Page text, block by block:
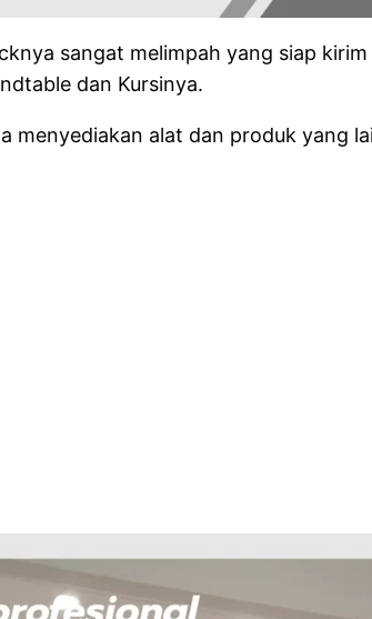
sangat melimpah yang siap
dan Kursinya.
menyediakan alat dan produk yang